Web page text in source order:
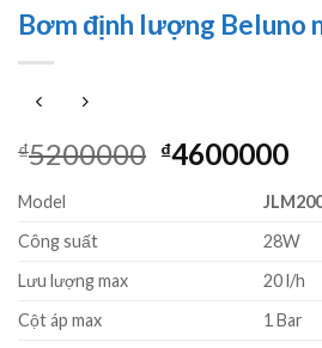
Bơm định lượng Beluno
₫5200000 Giá
₫5200000.
₫4600000Giá
tại
là:
Model
Công suất
28W
Lưu lượng max
20 l/h
Cột áp max
1 Bar